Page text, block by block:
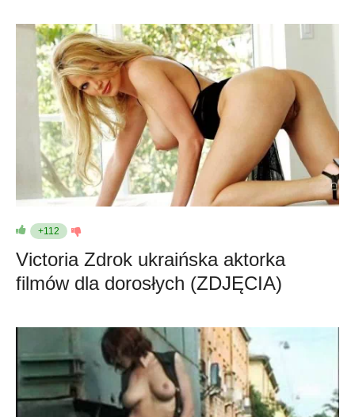
+112
Victoria Zdrok ukraińska aktorka
filmów dla dorosłych (ZDJĘCIA)